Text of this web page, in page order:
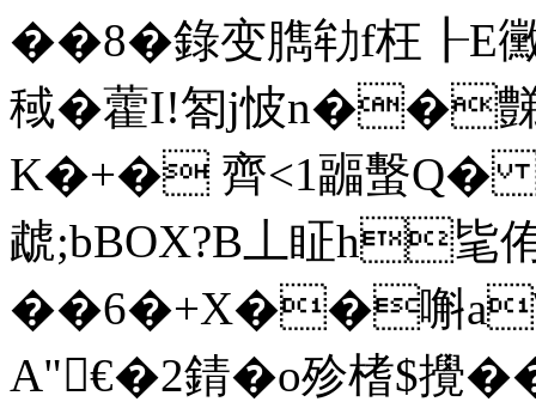
��8�錄变臇劺f枉┠E
稢�藿I!匒j怶n��
K�+� 齊<1疈蟿Q�
虣;bBOX?B丄眐h毞
��6�+X��嘝
A"€�2錆�o殄榰$攪�